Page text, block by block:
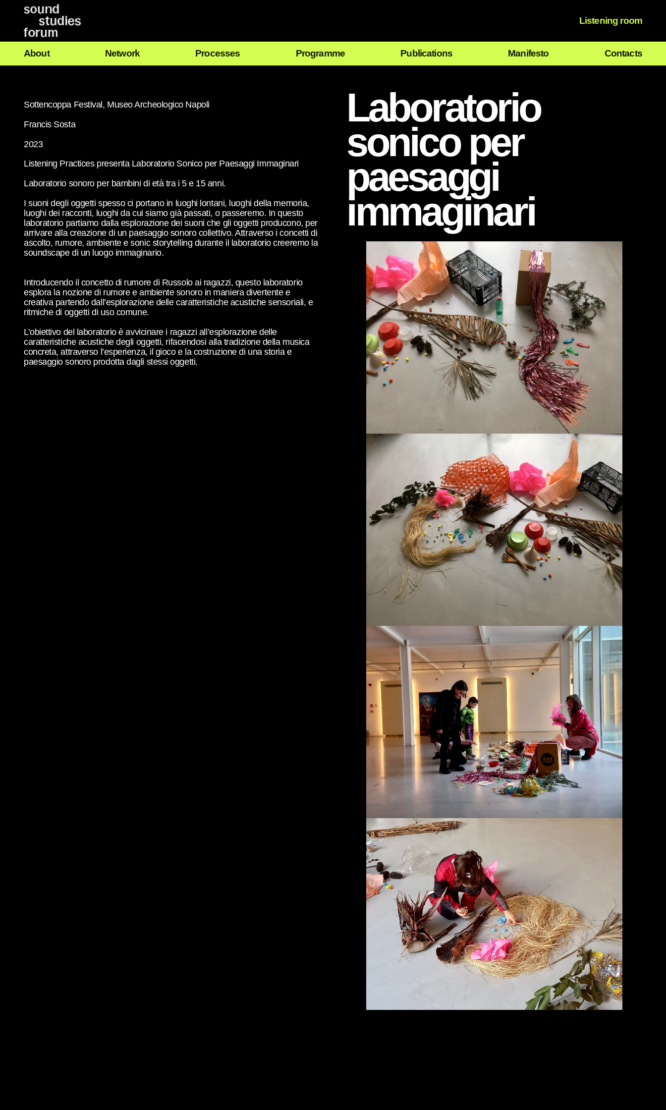
Listening room
About Network Processes Programme Publications Manifesto Contacts
Sottencoppa Festival, Museo Archeologico Napoli
Francis Sosta
2023
Listening Practices presenta Laboratorio Sonico per Paesaggi Immaginari
Laboratorio sonoro per bambini di età tra i 5 e 15 anni.
I suoni degli oggetti spesso ci portano in luoghi lontani, luoghi della memoria,
luoghi dei racconti, luoghi da cui siamo già passati, o passeremo. In questo
laboratorio partiamo dalla esplorazione dei suoni che gli oggetti producono, per
arrivare alla creazione di un paesaggio sonoro collettivo. Attraverso i concetti di
ascolto, rumore, ambiente e sonic storytelling durante il laboratorio creeremo la
soundscape di un luogo immaginario.
Introducendo il concetto di rumore di Russolo ai ragazzi, questo laboratorio
esplora la nozione di rumore e ambiente sonoro in maniera divertente e
creativa partendo dall’esplorazione delle caratteristiche acustiche sensoriali, e
ritmiche di oggetti di uso comune.
L’obiettivo del laboratorio è avvicinare i ragazzi all’esplorazione delle
caratteristiche acustiche degli oggetti, rifacendosi alla tradizione della musica
concreta, attraverso l’esperienza, il gioco e la costruzione di una storia e
paesaggio sonoro prodotta dagli stessi oggetti.
Laboratorio
sonico per
paesaggi
immaginari